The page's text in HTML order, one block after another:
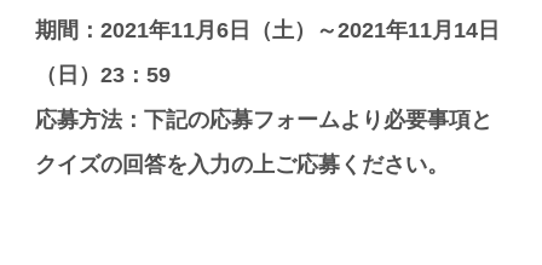
期間：2021年11月6日（土）～2021年11月14日
（日）23：59
応募方法：下記の応募フォームより必要事項と
クイズの回答を入力の上ご応募ください。